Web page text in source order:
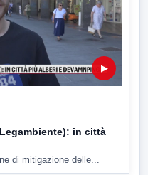
▶
in città
di mitigazione delle...